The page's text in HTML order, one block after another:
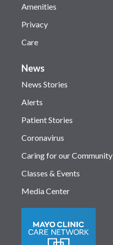
Amenities
Privacy
Care
News
News Stories
Alerts
Patient Stories
Coronavirus
Caring for our Community
Classes & Events
Media Center